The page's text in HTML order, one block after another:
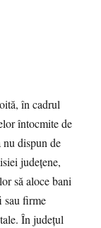
în cadrul
întocmite de
dispun de
judeţene,
să aloce bani
sau firme
În judeţul